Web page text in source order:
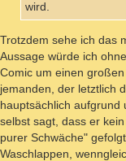
wird.
Trotzdem sehe ich das
Aussage würde ich
Comic um einen
jemanden, der letztlich
hauptsächlich aufgrund
selbst sagt, dass er
purer Schwäche"
Waschlappen,